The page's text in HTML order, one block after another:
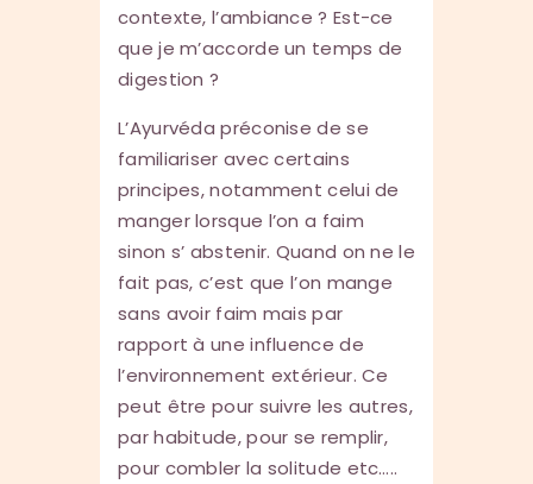
contexte, l’ambiance ? Est-ce
que je m’accorde un temps de
digestion ?
L’Ayurvéda préconise de se
familiariser avec certains
principes, notamment celui de
manger lorsque l’on a faim
sinon s’ abstenir. Quand on ne le
fait pas, c’est que l’on mange
sans avoir faim mais par
rapport à une influence de
l’environnement extérieur. Ce
peut être pour suivre les autres,
par habitude, pour se remplir,
pour combler la solitude etc…..